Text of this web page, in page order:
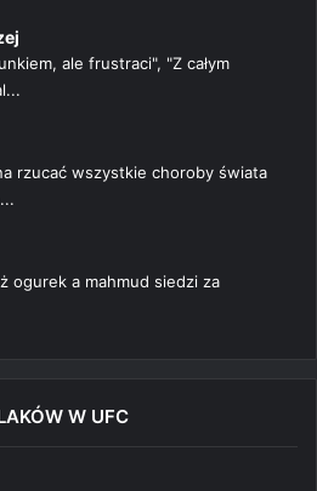
ale frustraci", "Z całym
rzucać wszystkie choroby świata
ogurek a mahmud siedzi za
W UFC